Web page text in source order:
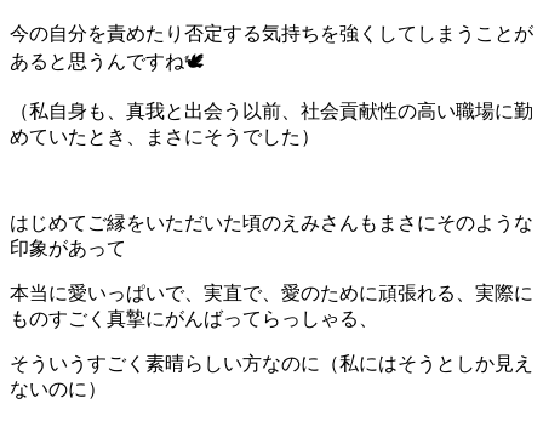
今の自分を責めたり否定する気持ちを強くしてしまうことが
あると思うんですね🕊
（私自身も、真我と出会う以前、社会貢献性の高い職場に勤
めていたとき、まさにそうでした）
はじめてご縁をいただいた頃のえみさんもまさにそのような
印象があって
本当に愛いっぱいで、実直で、愛のために頑張れる、実際に
ものすごく真摯にがんばってらっしゃる、
そういうすごく素晴らしい方なのに（私にはそうとしか見え
ないのに）